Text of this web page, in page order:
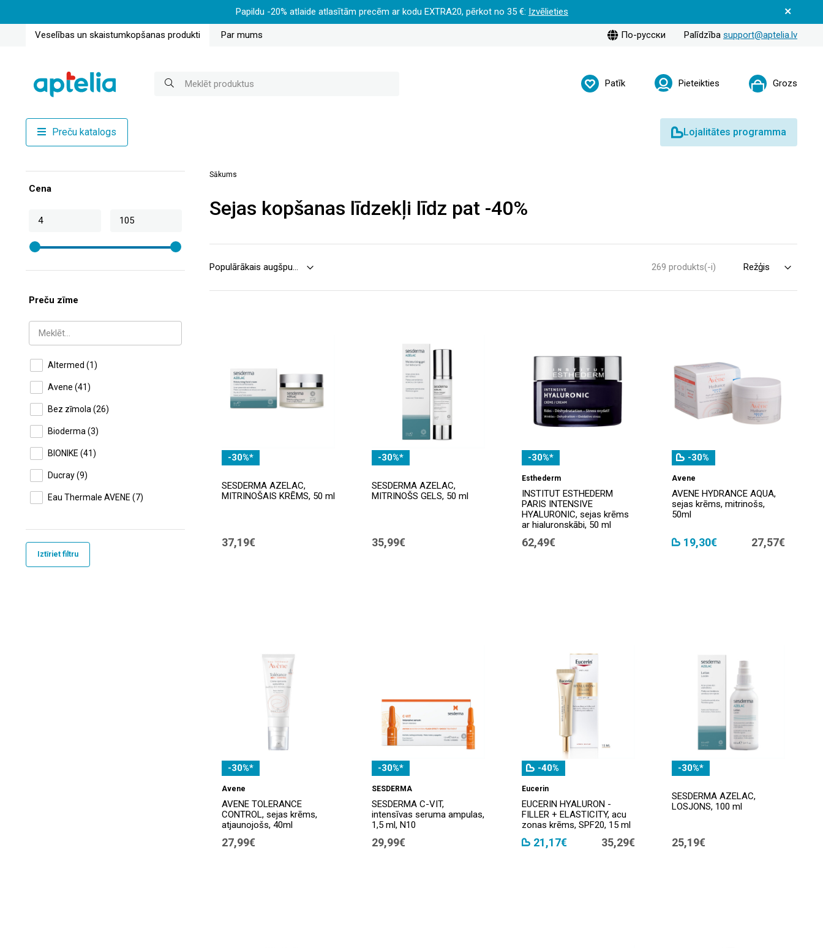
Papildu -20% atlaide atlasītām precēm ar kodu EXTRA20, pērkot no 35 €: Izvēlieties
Veselības un skaistumkopšanas produkti Par mums По-русски Palīdzība support@aptelia.lv
Patīk Pieteikties Grozs
Preču katalogs Lojalitātes programma
Cena
Preču zīme
Altermed (1)
Avene (41)
Bez zīmola (26)
Bioderma (3)
BIONIKE (41)
Ducray(9)
Eau Thermale AVENE (7)
Esthederm
(8)
Iztīriet filtru
Sākums
Sejas kopšanas līdzekļi līdz pat -40%
269 produkts(-i)
-30%*
SESDERMA AZELAC,
MITRINOŠAIS KRĒMS, 50 ml
37,19€
-30%*
SESDERMA AZELAC,
MITRINOŠS GELS, 50 ml
35,99€
-30%*
Esthederm
INSTITUT ESTHEDERM
PARIS INTENSIVE
HYALURONIC, sejas krēms
ar hialuronskābi, 50 ml
62,49€
-30%
Avene
AVENE HYDRANCE AQUA,
sejas krēms, mitrinošs,
50ml
19,30€ 27,57€
-30%*
Avene
AVENE TOLERANCE
CONTROL, sejas krēms,
atjaunojošs, 40ml
27,99€
-30%*
SESDERMA
SESDERMA C-VIT,
intensīvas seruma ampulas,
1,5 ml, N10
29,99€
-40%
Eucerin
EUCERIN HYALURON -
FILLER + ELASTICITY, acu
zonas krēms, SPF20, 15 ml
21,17€ 35,29€
-30%*
SESDERMA AZELAC,
LOSJONS, 100 ml
25,19€